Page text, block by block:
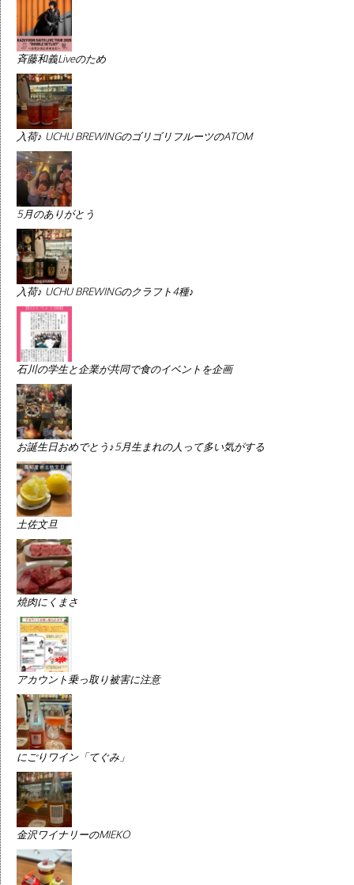
斉藤和義Liveのため
入荷♪ UCHU BREWINGのゴリゴリフルーツのATOM
5月のありがとう
入荷♪ UCHU BREWINGのクラフト4種♪
石川の学生と企業が共同で食のイベントを企画
お誕生日おめでとう♪5月生まれの人って多い気がする
土佐文旦
焼肉にくまさ
アカウント乗っ取り被害に注意
にごりワイン「てぐみ」
金沢ワイナリーのMIEKO